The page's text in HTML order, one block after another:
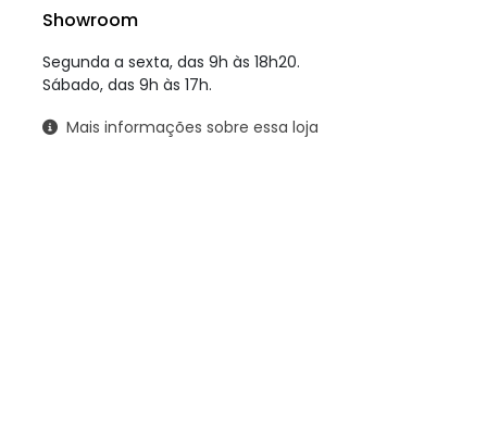
Showroom
Segunda a sexta, das 9h às 18h20.
Sábado, das 9h às 17h.
Mais informações sobre essa loja